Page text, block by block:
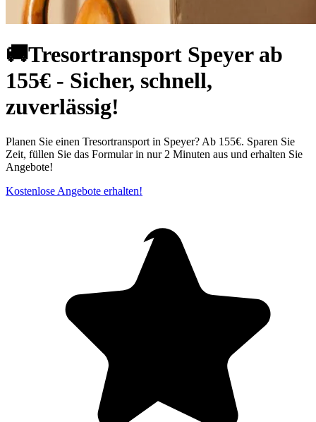
🚚Tresortransport Speyer ab
155€ - Sicher, schnell,
zuverlässig!
Planen Sie einen Tresortransport in Speyer? Ab 155€. Sparen Sie
Zeit, füllen Sie das Formular in nur 2 Minuten aus und erhalten Sie
Angebote!
Kostenlose Angebote erhalten!